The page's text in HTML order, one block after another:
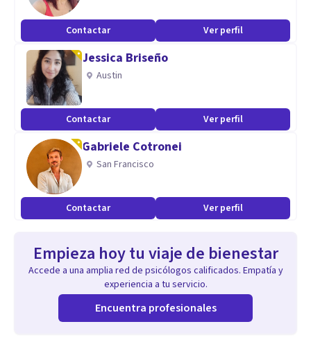
presencial y online. En las sesiones se aprenden
herramientas psicológicas para mejorar nuestro bienestar
y calidad de vida.
Contactar Ver perfil
Jessica Briseño
Austin
Contactar Ver perfil
Gabriele Cotronei
San Francisco
Contactar Ver perfil
Empieza hoy tu viaje de bienestar
Accede a una amplia red de psicólogos calificados. Empatía y
experiencia a tu servicio.
Encuentra profesionales